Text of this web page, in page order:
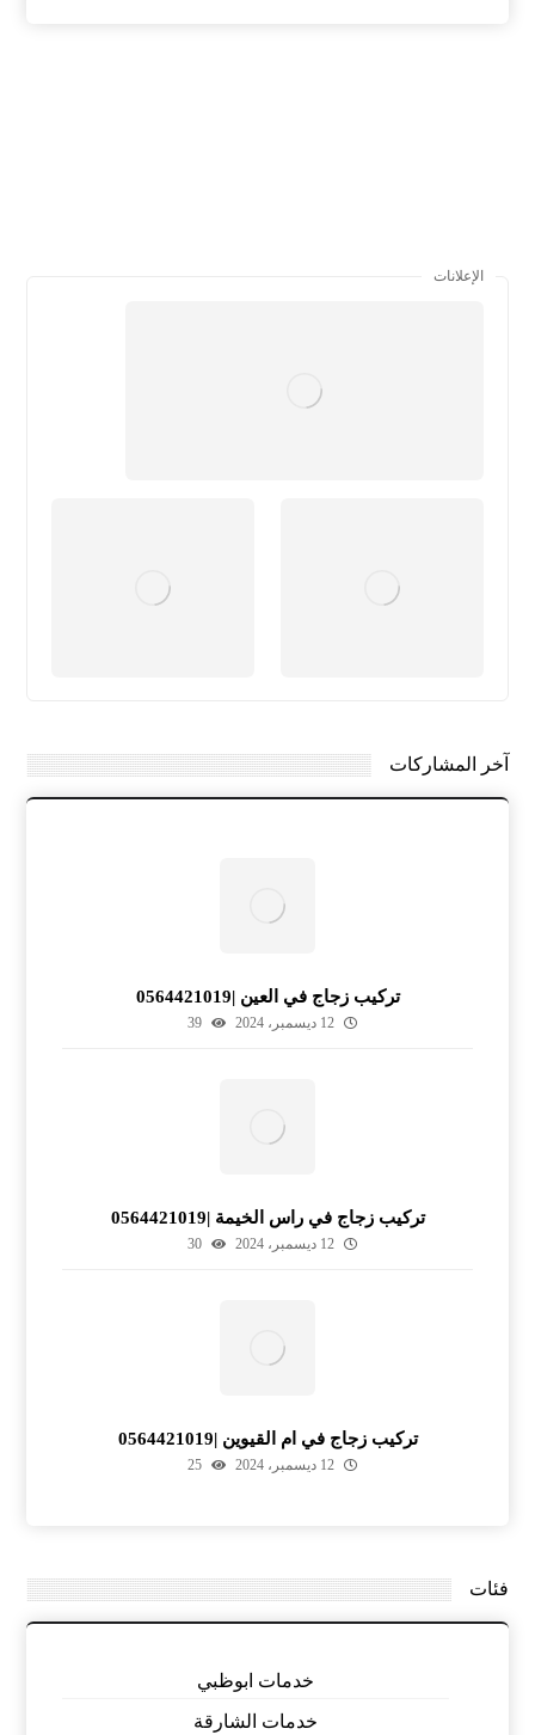
الإعلانات
آخر المشاركات
تركيب زجاج في العين |0564421019
12 ديسمبر، 2024 39
تركيب زجاج في راس الخيمة |0564421019
12 ديسمبر، 2024 30
تركيب زجاج في ام القيوين |0564421019
12 ديسمبر، 2024 25
فئات
خدمات ابوظبي
خدمات الشارقة